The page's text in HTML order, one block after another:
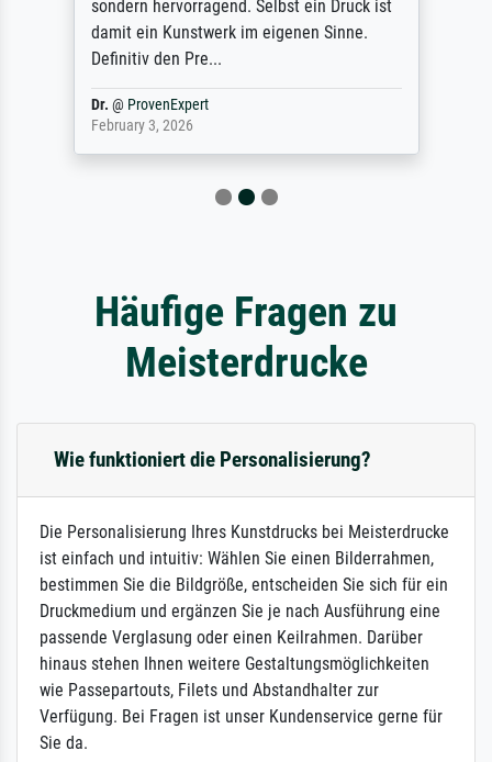
sondern hervorragend. Selbst ein Druck ist
damit ein Kunstwerk im eigenen Sinne.
Definitiv den Pre...
Dr. @ ProvenExpert
February 3, 2026
Häufige Fragen zu
Meisterdrucke
Wie funktioniert die Personalisierung?
Die Personalisierung Ihres Kunstdrucks bei Meisterdrucke
ist einfach und intuitiv: Wählen Sie einen Bilderrahmen,
bestimmen Sie die Bildgröße, entscheiden Sie sich für ein
Druckmedium und ergänzen Sie je nach Ausführung eine
passende Verglasung oder einen Keilrahmen. Darüber
hinaus stehen Ihnen weitere Gestaltungsmöglichkeiten
wie Passepartouts, Filets und Abstandhalter zur
Verfügung. Bei Fragen ist unser Kundenservice gerne für
Sie da.